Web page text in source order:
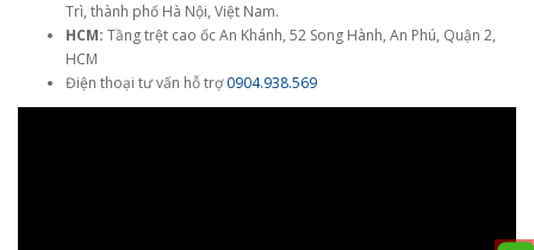
Trì, thành phố Hà Nội, Việt Nam.
HCM: Tầng trệt cao ốc An Khánh, 52 Song Hành, An Phú, Quận 2,
HCM
Điện thoại tư vấn hỗ trợ0904.938.569